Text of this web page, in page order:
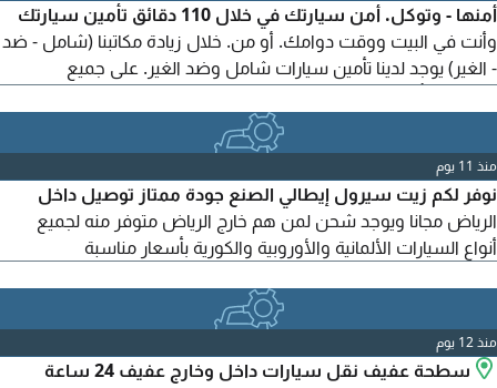
أمنها - وتوكل. أمن سيارتك في خلال 110 دقائق تأمين سيارتك
وأنت في البيت ووقت دوامك. أو من. خلال زيادة مكاتبنا (شامل - ضد
- الغير) يوجد لدينا تأمين سيارات شامل وضد الغير. على جميع
السيارات بأقل الأسعار بخصم - يصل (30%) يوجد خصم على جميع
الشركات أقل سعر تأمين للاعمار الصغيرة أقل سعر (للشاحنات -
المعدات) تأمين (أفراد - شركات) نقل ملكية. اسقاط جميع أنواع
السيارات فوري أمن تسلم
منذ 11 يوم
نوفر لكم زيت سيرول إيطالي الصنع جودة ممتاز توصيل داخل
الرياض مجانا ويوجد شحن لمن هم خارج الرياض متوفر منه لجميع
أنواع السيارات الألمانية والأوروبية والكورية بأسعار مناسبة
منذ 12 يوم
سطحة عفيف نقل سيارات داخل وخارج عفيف 24 ساعة